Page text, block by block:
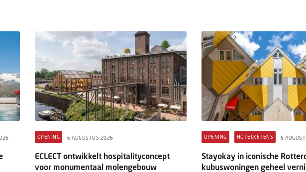
OPENING 6 AUGUSTUS 2026
ECLECT ontwikkelt hospitalityconcept
voor monumentaal molengebouw
OPENING HOTELKETENS 6
Stayokay in iconische
kubuswoningen geheel
draait
alleen
is de
Waar
meer
van de juiste...
MARTIN HENDRICKS COLUMNS HM+
4 AUGUSTUS 2026
Martin Hendricks: De hoteldirecteur van
de toekomst
Ja, ik ben er erg trots op. Iedereen die me
kent, weet dat! Afgestudeerd aan de Hoge
Hotelschool te Maastricht. Die trots, dat is
HOTELKETEN UITGELICHT HM+
Medicijnen, Michelin en
hotels
Wie de naam Sandoz
aan de farmaceutische
farmacieconcern ook al